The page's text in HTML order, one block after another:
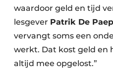
waardoor geld en tijd
lesgever Patrik De Paep
vervangt soms een
werkt. Dat kost geld en
altijd mee opgelost.”